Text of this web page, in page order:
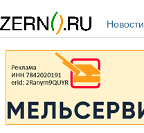
Новости